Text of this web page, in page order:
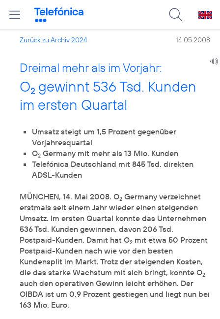
Zurück zu Archiv 2024 14.05.2008
Dreimal mehr als im Vorjahr:
O2 gewinnt 536 Tsd. Kunden
im ersten Quartal
Umsatz steigt um 1,5 Prozent gegenüber
Vorjahresquartal
O2 Germany mit mehr als 13 Mio. Kunden
Telefónica Deutschland mit 845 Tsd. direkten
ADSL-Kunden
MÜNCHEN, 14. Mai 2008. O2 Germany verzeichnet
erstmals seit einem Jahr wieder einen steigenden
Umsatz. Im ersten Quartal konnte das Unternehmen
536 Tsd. Kunden gewinnen, davon 206 Tsd.
Postpaid-Kunden. Damit hat O2 mit etwa 50 Prozent
Postpaid-Kunden nach wie vor den besten
Kundensplit im Markt. Trotz der steigenden Kosten,
die das starke Wachstum mit sich bringt, konnte O2
auch den operativen Gewinn leicht erhöhen. Der
OIBDA ist um 0,9 Prozent gestiegen und liegt nun bei
163 Mio. Euro.